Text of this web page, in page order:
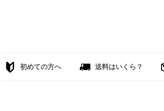
初めての方へ 送料はいくら？